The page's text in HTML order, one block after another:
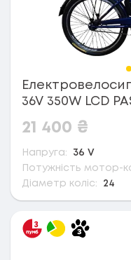
36V 350W LCD
21 400 ₴
Напруга:
36 V
Потужність мотор-
Діаметр коліс:
24